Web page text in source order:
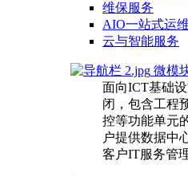
维保服务
AIO一站式运
云与智能服务
微模
面向ICT基础
闭，包含工程
控等功能单元
户提供数据中
客户IT服务管